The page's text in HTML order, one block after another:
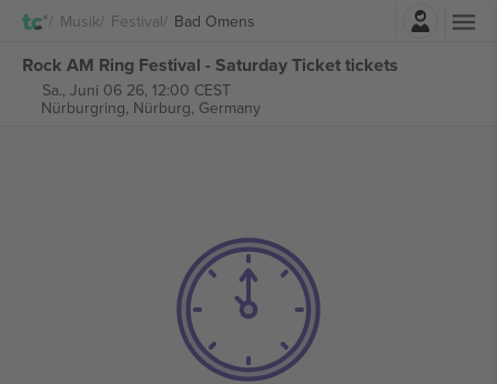
Musik Festival Bad Omens
Rock AM Ring Festival - Saturday Ticket tickets
Sa., Juni 06 26, 12:00 CEST
Nürburgring, Nürburg, Germany